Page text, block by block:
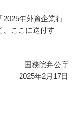
2025年外資企業行
、ここに送付す
国務院弁公庁
2025年2月17日